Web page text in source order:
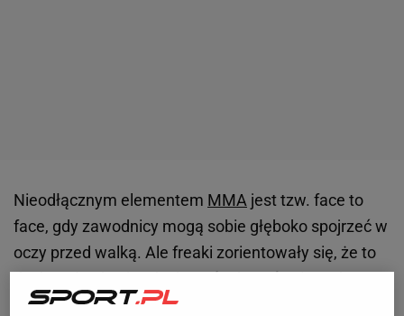
Nieodłącznym elementem MMA jest tzw. face to
face, gdy zawodnicy mogą sobie głęboko spojrzeć w
oczy przed walką. Ale freaki zorientowały się, że to
Tzw. plaskacze stały się nieodłącznym tego